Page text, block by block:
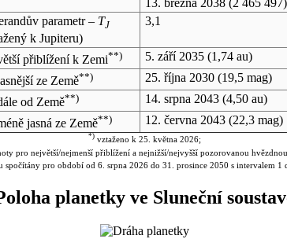
parametr – TJ
k Jupiteru)
3,1
přiblížení k Zemi**) 5. září 2035(1,74 au)
ze Země**) 25. října 2030(19,5 mag)
od Země**) 14. srpna 2043(4,50 au)
jasná ze Země**) 12. června 2043(22,3 mag)
*)vztaženo k 25. května 2026;
pro největší/nejmenší přiblížení a nejnižší/nejvyšší pozorovanou
spočítány pro období od 6. srpna 2026 do 31. prosince 2050 s intervalem 1
planetky ve Sluneční